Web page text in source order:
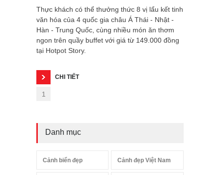
Thực khách có thể thưởng thức 8 vị lẩu kết tinh
văn hóa của 4 quốc gia châu Á Thái - Nhật -
Hàn - Trung Quốc, cùng nhiều món ăn thơm
ngon trên quầy buffet với giá từ 149.000 đồng
tại Hotpot Story.
CHI TIẾT
1
Danh mục
Cảnh biển đẹp Cảnh đẹp Việt Nam